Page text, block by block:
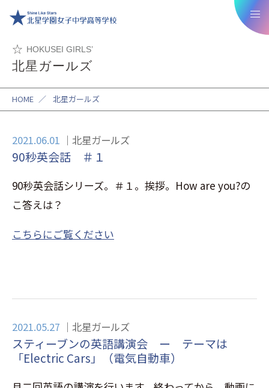
HOKUSEI GIRLS’
北星ガールズ
HOME ／ 北星ガールズ
2021.06.01 北星ガールズ
90秒英会話 ＃１
90秒英会話シリーズ。＃１。挨拶。How are you?の
こ答えは？
こちらにご覧ください
2021.05.27 北星ガールズ
スティーブンの英語講演会 ー テーマは
「Electric Cars」（電気自動車）